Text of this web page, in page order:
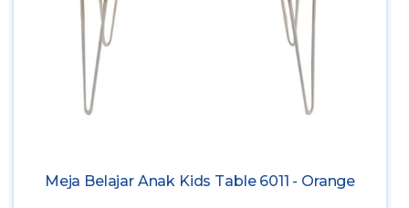
Meja Belajar Anak Kids Table 6011 - Orange